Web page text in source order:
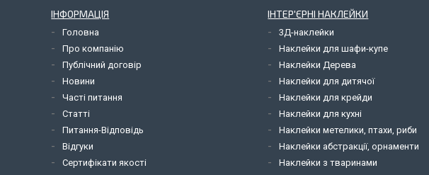
ІНФОРМАЦІЯ
Головна
Про компанію
Публічний договір
Новини
Часті питання
Статті
Питання-Відповідь
Відгуки
Сертифікати якості
ІНТЕР'ЄРНІ НАКЛЕЙКИ
3Д-наклейки
Наклейки для шафи-купе
Наклейки Дерева
Наклейки для дитячої
Наклейки для крейди
Наклейки для кухні
Наклейки метелики, птахи, риби
Наклейки абстракції, орнаменти
Наклейки з тваринами